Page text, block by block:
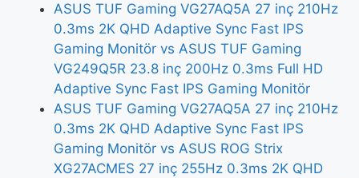
ASUS TUF Gaming VG27AQ5A 27 inç 210Hz
0.3ms 2K QHD Adaptive Sync Fast IPS
Gaming Monitör vs ASUS TUF Gaming
VG249Q5R 23.8 inç 200Hz 0.3ms Full HD
Adaptive Sync Fast IPS Gaming Monitör
ASUS TUF Gaming VG27AQ5A 27 inç 210Hz
0.3ms 2K QHD Adaptive Sync Fast IPS
Gaming Monitör vs ASUS ROG Strix
XG27ACMES 27 inç 255Hz 0.3ms 2K QHD